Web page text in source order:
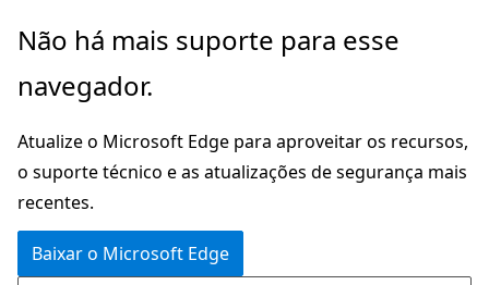
Pular
o
principal
Ignore
passe
a
navegação
na
página
Não há mais suporte para esse
navegador.
Atualize o Microsoft Edge para aproveitar os recursos,
o suporte técnico e as atualizações de segurança mais
recentes.
Baixar o Microsoft Edge